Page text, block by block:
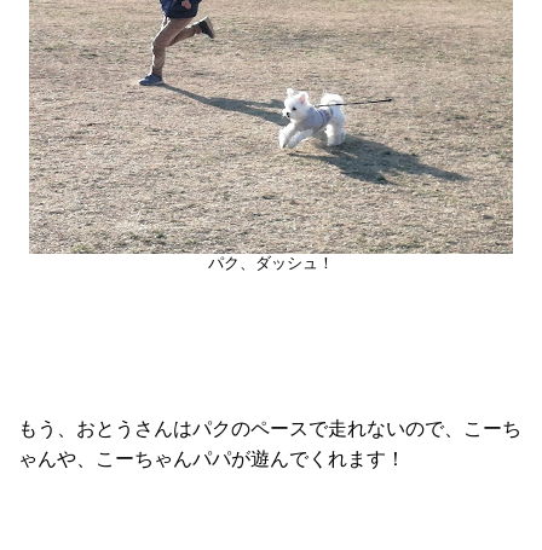
パク、ダッシュ！
もう、おとうさんはパクのペースで走れないので、こーち
ゃんや、こーちゃんパパが遊んでくれます！